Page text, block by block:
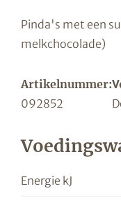
Pinda's met een
melkchocolade)
Artikelnummer:
092852
Energie kJ